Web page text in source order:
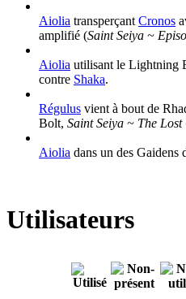
Aiolia transperçant Cronos
amplifié (Saint Seiya ~
Aiolia utilisant le Lightning
contre Shaka.
Régulus vient à bout de
Bolt, Saint Seiya ~ The Lost
Aiolia dans un des Gaidens
Utilisateurs